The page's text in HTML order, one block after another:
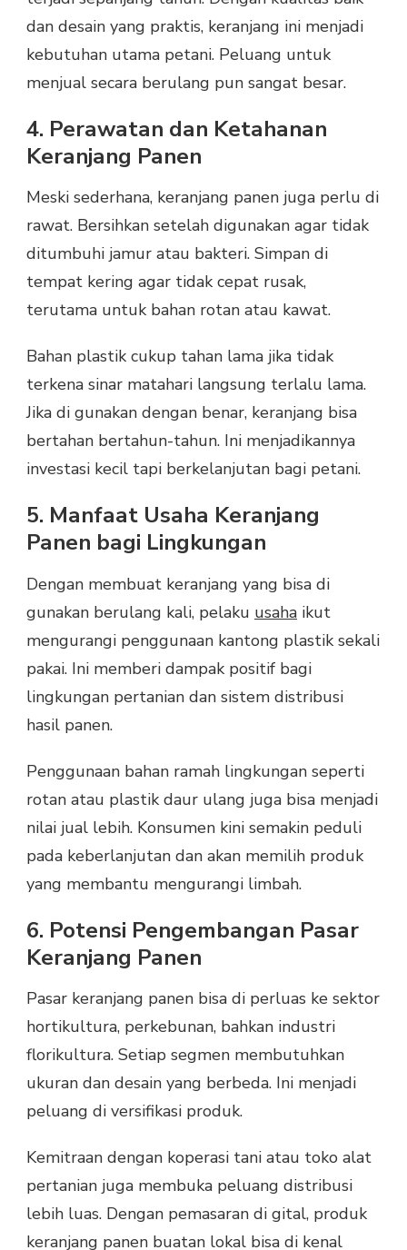
dan desain yang praktis, keranjang ini menjadi
kebutuhan utama petani. Peluang untuk
menjual secara berulang pun sangat besar.
4. Perawatan dan Ketahanan
Keranjang Panen
Meski sederhana, keranjang panen juga perlu di
rawat. Bersihkan setelah digunakan agar tidak
ditumbuhi jamur atau bakteri. Simpan di
tempat kering agar tidak cepat rusak,
terutama untuk bahan rotan atau kawat.
Bahan plastik cukup tahan lama jika tidak
terkena sinar matahari langsung terlalu lama.
Jika di gunakan dengan benar, keranjang bisa
bertahan bertahun-tahun. Ini menjadikannya
investasi kecil tapi berkelanjutan bagi petani.
5. Manfaat Usaha Keranjang
Panen bagi Lingkungan
Dengan membuat keranjang yang bisa di
gunakan berulang kali, pelaku usaha ikut
mengurangi penggunaan kantong plastik sekali
pakai. Ini memberi dampak positif bagi
lingkungan pertanian dan sistem distribusi
hasil panen.
Penggunaan bahan ramah lingkungan seperti
rotan atau plastik daur ulang juga bisa menjadi
nilai jual lebih. Konsumen kini semakin peduli
pada keberlanjutan dan akan memilih produk
yang membantu mengurangi limbah.
6. Potensi Pengembangan Pasar
Keranjang Panen
Pasar keranjang panen bisa di perluas ke sektor
hortikultura, perkebunan, bahkan industri
florikultura. Setiap segmen membutuhkan
ukuran dan desain yang berbeda. Ini menjadi
peluang di versifikasi produk.
Kemitraan dengan koperasi tani atau toko alat
pertanian juga membuka peluang distribusi
lebih luas. Dengan pemasaran di gital, produk
keranjang panen buatan lokal bisa di kenal